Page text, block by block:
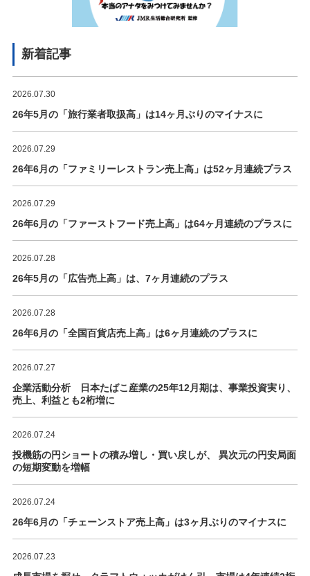
新着記事
2026.07.30
26年5月の「旅行業者取扱高」は14ヶ月ぶりのマイナスに
2026.07.29
26年6月の「ファミリーレストラン売上高」は52ヶ月連続プラス
2026.07.29
26年6月の「ファーストフード売上高」は64ヶ月連続のプラスに
2026.07.28
26年5月の「広告売上高」は、7ヶ月連続のプラス
2026.07.28
26年6月の「全国百貨店売上高」は6ヶ月連続のプラスに
2026.07.27
企業活動分析 日本たばこ産業の25年12月期は、事業投資実り、
売上、利益とも2桁増に
2026.07.24
投機筋の円ショートの積み増し・買い戻しが、 異次元の円安局面
の短期変動を増幅
2026.07.24
26年6月の「チェーンストア売上高」は3ヶ月ぶりのマイナスに
2026.07.23